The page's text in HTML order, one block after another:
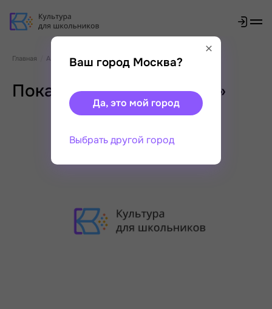
Главная Афиша Показ фильма «Горыныч»
Показ фильма «Горыныч»
Ваш город Москва?
Да, это мой город
Выбрать другой город